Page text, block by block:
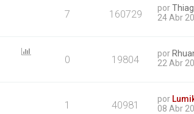
7 160729 por
24 Abr
0 19804 por
22 Abr
1 40981 por
08 Abr